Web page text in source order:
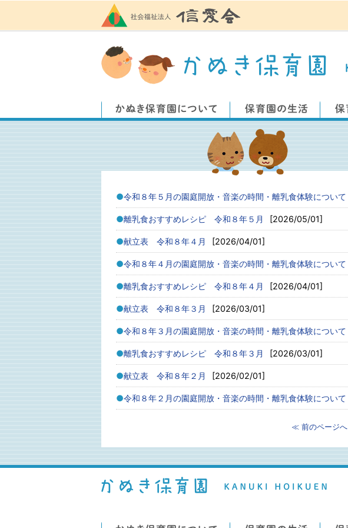
令和８年５月の園庭開放・音楽の時間・離乳食体験について
離乳食おすすめレシピ 令和８年５月 [2026/05/01]
献立表 令和８年４月 [2026/04/01]
令和８年４月の園庭開放・音楽の時間・離乳食体験について
離乳食おすすめレシピ 令和８年４月 [2026/04/01]
献立表 令和８年３月 [2026/03/01]
令和８年３月の園庭開放・音楽の時間・離乳食体験について
離乳食おすすめレシピ 令和８年３月 [2026/03/01]
献立表 令和８年２月 [2026/02/01]
令和８年２月の園庭開放・音楽の時間・離乳食体験について
≪ 前のページへ